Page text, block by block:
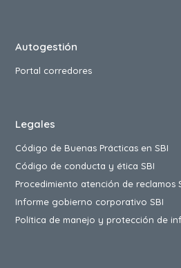
Autogestión
Portal corredores
Legales
Código de Buenas Prácticas en SBI
Código de conducta y ética SBI
Procedimiento atención de reclamos
Informe gobierno corporativo SBI
Política de manejo y protección de